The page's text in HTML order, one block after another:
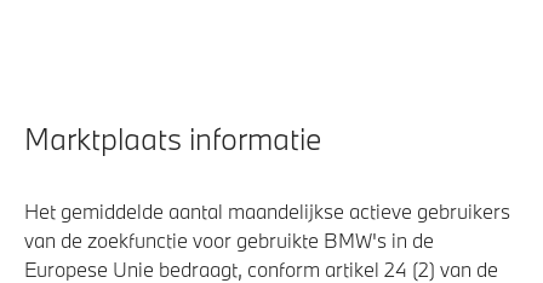
Marktplaats informatie
Het gemiddelde aantal maandelijkse actieve gebruikers
van de zoekfunctie voor gebruikte BMW's in de
Europese Unie bedraagt, conform artikel 24 (2) van de